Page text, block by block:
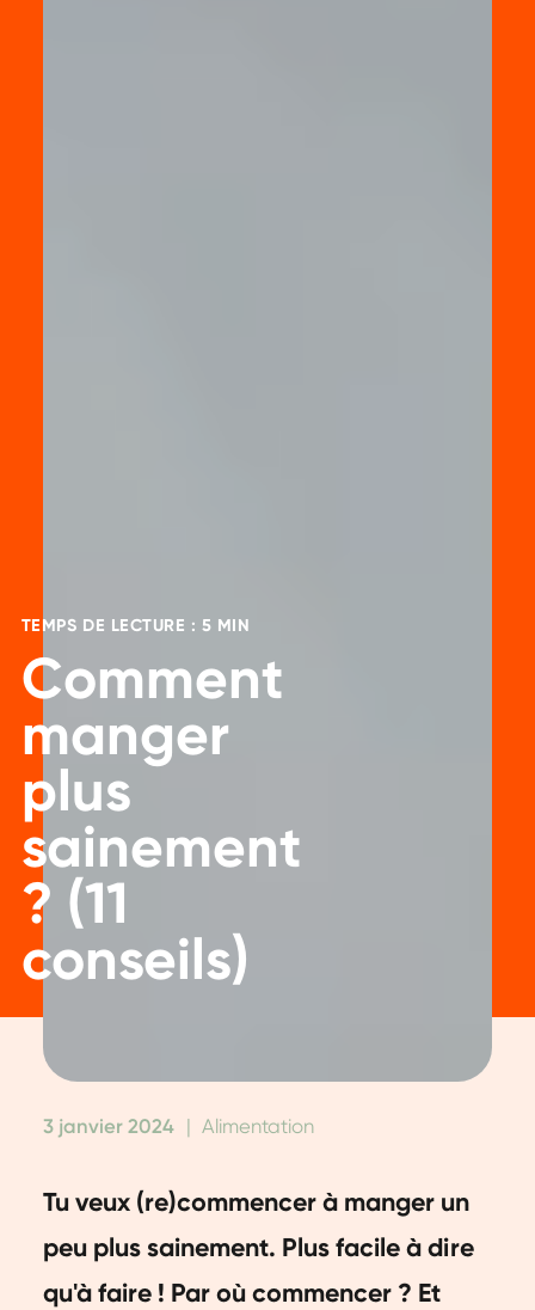
TEMPS DE LECTURE : 5 MIN
Comment
manger
plus
sainement
? (11
conseils)
3 janvier 2024 Alimentation
Tu veux (re)commencer à manger un
peu plus sainement. Plus facile à dire
qu'à faire ! Par où commencer ? Et